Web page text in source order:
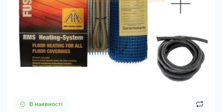
В наявності